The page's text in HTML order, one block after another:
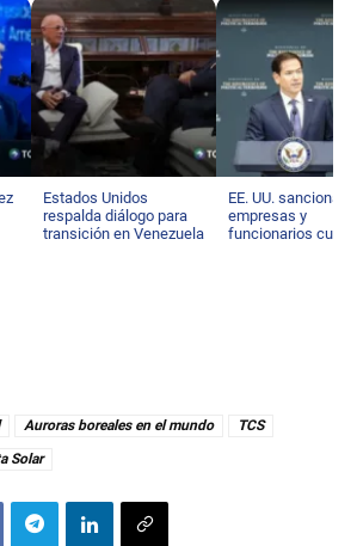
Estados Unidos
respalda diálogo para
transición en Venezuela
EE. UU. sanciona a
empresas y
funcionarios
Auroras boreales en el mundo
TCS
Solar